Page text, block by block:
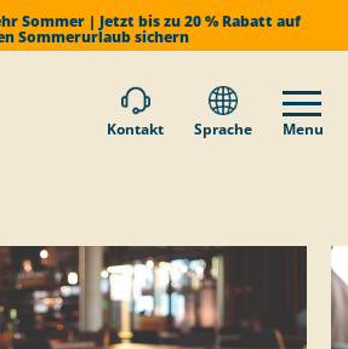
Sommer | Jetzt bis zu 20 % Rabatt auf
Sommerurlaub sichern
Kontakt Sprache Menu